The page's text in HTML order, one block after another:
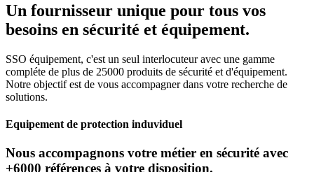
Un fournisseur unique pour tous vos
besoins en sécurité et équipement.
SSO équipement, c'est un seul interlocuteur avec une gamme
compléte de plus de 25000 produits de sécurité et d'équipement.
Notre objectif est de vous accompagner dans votre recherche de
solutions.
Equipement de protection induviduel
Nous accompagnons votre métier en sécurité avec
+6000 références à votre disposition.